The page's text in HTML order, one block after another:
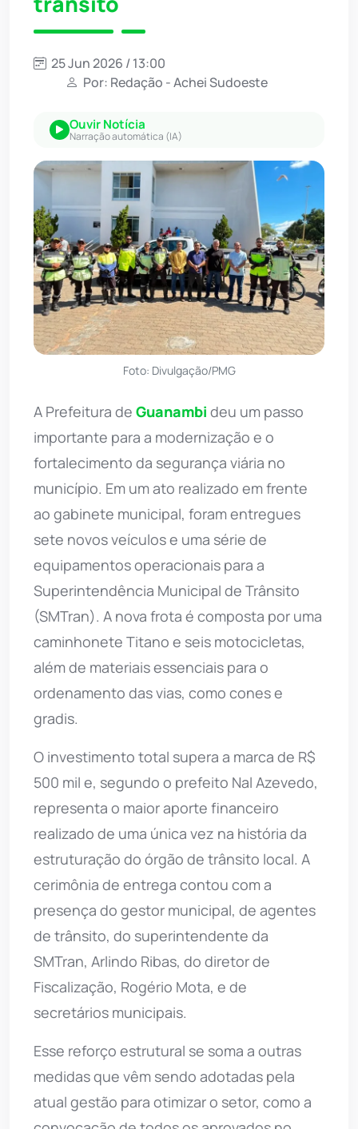
25 Jun 2026 / 13:00
Por: Redação - Achei Sudoeste
Ouvir Notícia
Narração automática (IA)
Foto: Divulgação/PMG
A Prefeitura de Guanambi deu um passo
importante para a modernização e o
fortalecimento da segurança viária no
município. Em um ato realizado em frente
ao gabinete municipal, foram entregues
sete novos veículos e uma série de
equipamentos operacionais para a
Superintendência Municipal de Trânsito
(SMTran). A nova frota é composta por uma
caminhonete Titano e seis motocicletas,
além de materiais essenciais para o
ordenamento das vias, como cones e
gradis.
O investimento total supera a marca de R$
500 mil e, segundo o prefeito Nal Azevedo,
representa o maior aporte financeiro
realizado de uma única vez na história da
estruturação do órgão de trânsito local. A
cerimônia de entrega contou com a
presença do gestor municipal, de agentes
de trânsito, do superintendente da
SMTran, Arlindo Ribas, do diretor de
Fiscalização, Rogério Mota, e de
secretários municipais.
Esse reforço estrutural se soma a outras
medidas que vêm sendo adotadas pela
atual gestão para otimizar o setor, como a